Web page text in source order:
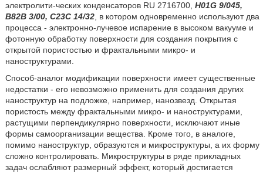
электролити-ческих конденсаторов RU 2716700, H01G 9/045,
B82B 3/00, C23C 14/32, в котором одновременно используют два
процесса - электронно-лучевое испарение в высоком вакууме и
фотонную обработку поверхности для создания покрытия с
открытой пористостью и фрактальными микро- и
наноструктурами.
Способ-аналог модификации поверхности имеет существенные
недостатки - его невозможно применить для создания других
наноструктур на подложке, например, нанозвезд. Открытая
пористость между фрактальными микро- и наноструктурами,
растущими перпендикулярно поверхности, исключают иные
формы самоорганизации вещества. Кроме того, в аналоге,
помимо наноструктур, образуются и микроструктуры, а их форму
сложно контролировать. Микроструктуры в ряде прикладных
задач ослабляют размерный эффект, который достигается